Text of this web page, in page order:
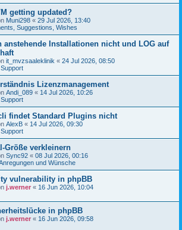
getting updated?
Muni298 « 29 Jul 2026, 13:40
Suggestions, Wishes
anstehende Installationen nicht und LOG auf
it_mvzsaaleklinik « 24 Jul 2026, 08:50
Lizenzmanagement
Andi_089 « 14 Jul 2026, 10:26
findet Standard Plugins nicht
AlexB « 14 Jul 2026, 09:30
Größe verkleinern
Sync92 « 08 Jul 2026, 00:16
und Wünsche
vulnerability in phpBB
j.werner « 16 Jun 2026, 10:04
in phpBB
j.werner « 16 Jun 2026, 09:58